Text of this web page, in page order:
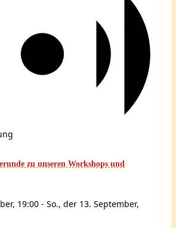
zu unseren Workshops und
19:00 - So., der 13. September,